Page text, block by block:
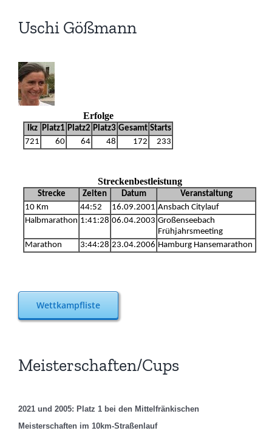
Uschi Gößmann
Wettkampfliste
Meisterschaften/Cups
2021 und 2005: Platz 1 bei den Mittelfränkischen
Meisterschaften im 10km-Straßenlauf